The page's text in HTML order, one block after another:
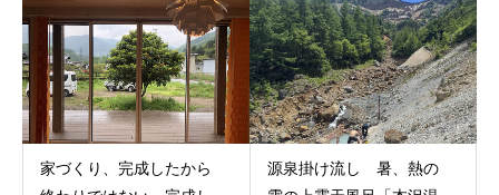
家づくり、完成したから
源泉掛け流し 暑、熱の